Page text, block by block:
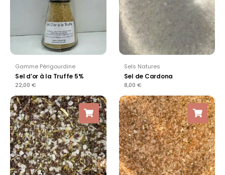
Gamme Périgourdine
Sel d’or à la Truffe 5%
22,00 €
Sels Natures
Sel de Cardona
8,00 €